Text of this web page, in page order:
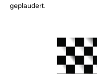
geplaudert.